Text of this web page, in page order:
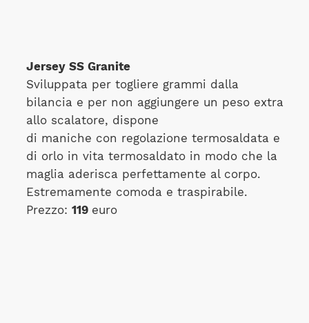
Jersey SS Granite
Sviluppata per togliere grammi dalla
bilancia e per non aggiungere un peso extra
allo scalatore, dispone
di maniche con regolazione termosaldata e
di orlo in vita termosaldato in modo che la
maglia aderisca perfettamente al corpo.
Estremamente comoda e traspirabile.
Prezzo: 119 euro